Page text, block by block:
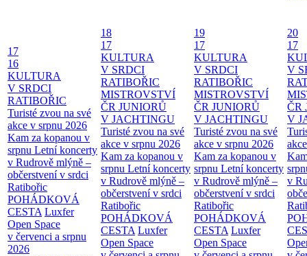
17
16
KULTURA
V SRDCI
RATIBOŘIC
Turisté zvou na své
akce v srpnu 2026
Kam za kopanou v
srpnu Letní koncerty
v Rudrově mlýně –
občerstvení v srdci
Ratibořic
POHÁDKOVÁ
CESTA Luxfer
Open Space
v červenci a srpnu
2026
18
17
KULTURA
V SRDCI
RATIBOŘIC
MISTROVSTVÍ
ČR JUNIORŮ
V JACHTINGU
Turisté zvou na své
akce v srpnu 2026
Kam za kopanou v
srpnu Letní koncerty
v Rudrově mlýně –
občerstvení v srdci
Ratibořic
POHÁDKOVÁ
CESTA Luxfer
Open Space
19
17
KULTURA
V SRDCI
RATIBOŘIC
MISTROVSTVÍ
ČR JUNIORŮ
V JACHTINGU
Turisté zvou na své
akce v srpnu 2026
Kam za kopanou v
srpnu Letní koncerty
v Rudrově mlýně –
občerstvení v srdci
Ratibořic
POHÁDKOVÁ
CESTA Luxfer
Open Space
20
17
V
ČR
V
v